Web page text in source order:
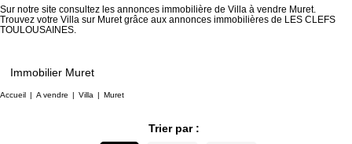
Sur notre site consultez les annonces immobilière de Villa à vendre Muret.
Trouvez votre Villa sur Muret grâce aux annonces immobilières de LES CLEFS
TOULOUSAINES.
Immobilier Muret
Accueil A vendre Villa Muret
Trier par :